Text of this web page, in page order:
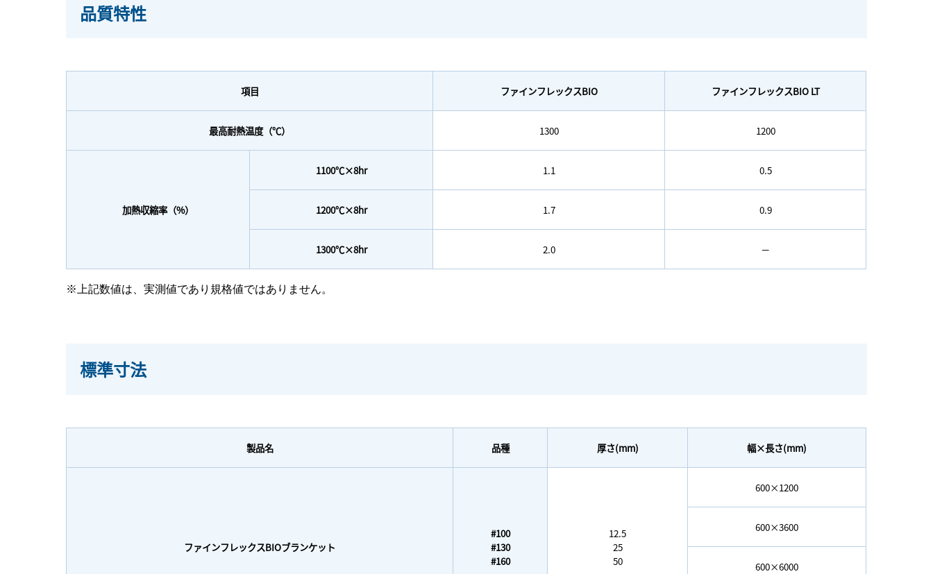
品質特性
項目 ファインフレックスBIO ファインフレックスBIO LT
最高耐熱温度（℃） 1300 1200
加熱収縮率（%）
1100℃×8hr 1.1 0.5
1200℃×8hr 1.7 0.9
1300℃×8hr 2.0 －
※上記数値は、実測値であり規格値ではありません。
標準寸法
製品名 品種 厚さ(mm) 幅×長さ(mm)
ファインフレックスBIOブランケット
#100
#130
#160
12.5
25
50
600×1200
600×3600
600×6000